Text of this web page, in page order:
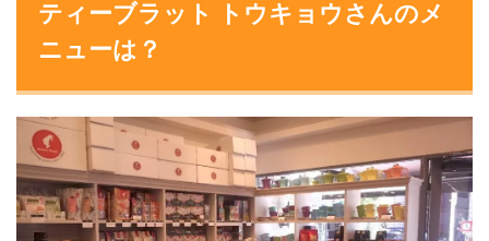
ティーブラット トウキョウさんのメ
ニューは？